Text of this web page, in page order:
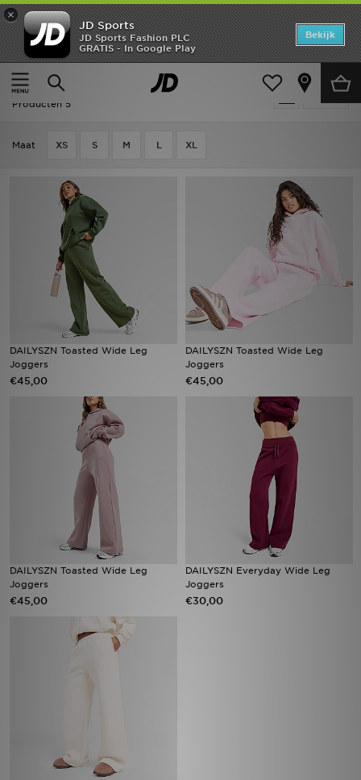
×
JD Sports
JD Sports Fashion PLC
GRATIS - In Google Play
Bekijk
Thuis
Dames Dameskleding Joggingbroeken
Dames - DAILYSZN Joggingbroeken
Producten 5
Maat XS S M L XL
DAILYSZN Toasted Wide Leg
Joggers
€45,00
DAILYSZN Toasted Wide Leg
Joggers
€45,00
DAILYSZN Toasted Wide Leg
Joggers
€45,00
DAILYSZN Everyday Wide Leg
Joggers
€30,00
Home
Offers
New In
Collecties
Voetbal
Merken
Vind een winkel
Bestelling traceren
Klantenservice
Download de app
Wie wij zijn